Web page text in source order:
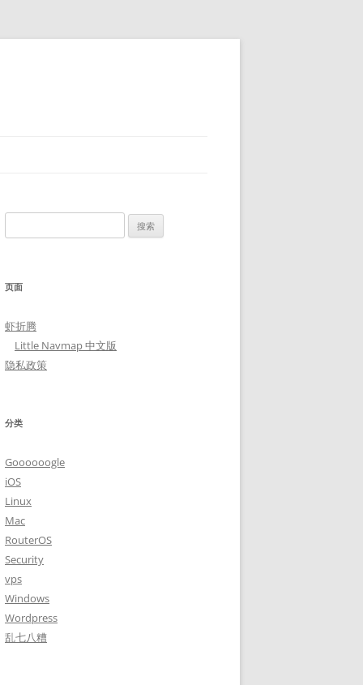
索：
页面
虾折腾
Little Navmap 中文版
隐私政策
分类
Goooooogle
iOS
Linux
Mac
RouterOS
Security
vps
Windows
Wordpress
乱七八糟